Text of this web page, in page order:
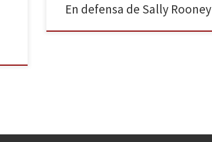
En defensa de Sally Rooney